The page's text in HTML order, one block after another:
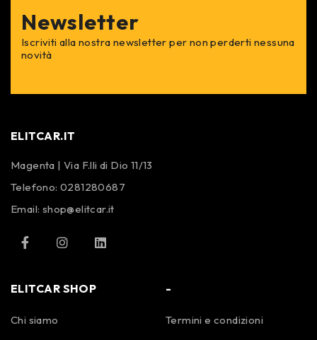
Newsletter
Iscriviti alla nostra newsletter per non perderti nessuna
novità
ELITCAR.IT
Magenta | Via F.lli di Dio 11/13
Telefono:0281280687
Email: shop@elitcar.it
ELITCAR SHOP
Chi siamo
-
Termini e condizioni